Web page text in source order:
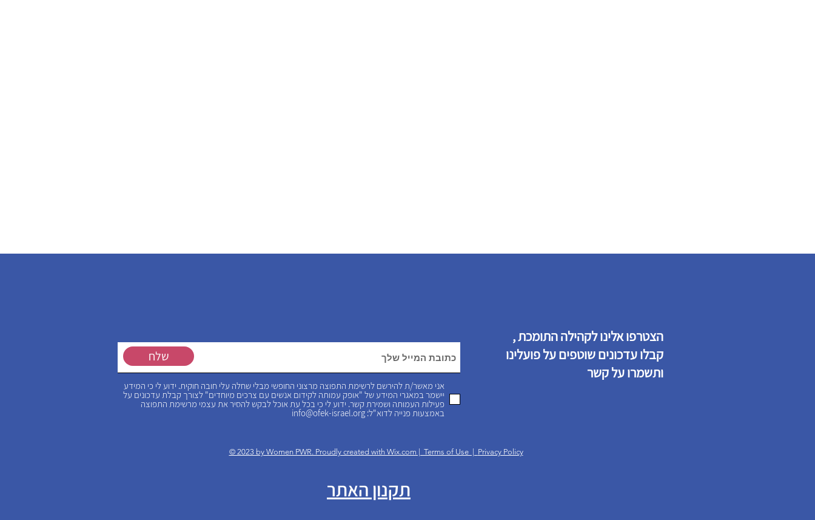
שלח
אני מאשר/ת להירשם לרשימת התפוצה מרצוני החופשי מבלי שחלה עלי חובה חוקית. ידוע לי כי המידע
יישמר במאגרי המידע של "אופק עמותה לקידום אנשים עם צרכים מיוחדים" לצורך קבלת עדכונים על
פעילות העמותה ושמירת קשר. ידוע לי כי בכל עת אוכל לבקש להסיר את עצמי מרשימת התפוצה
באמצעות פנייה לדוא"ל: info@ofek-israel.org
הצטרפו אלינו לקהילה התומכת ,
קבלו עדכונים שוטפים על פועלינו
ותשמרו על קשר
© 2023 by Women PWR. Proudly created with Wix.com | Terms of Use | Privacy Policy
תקנון האתר